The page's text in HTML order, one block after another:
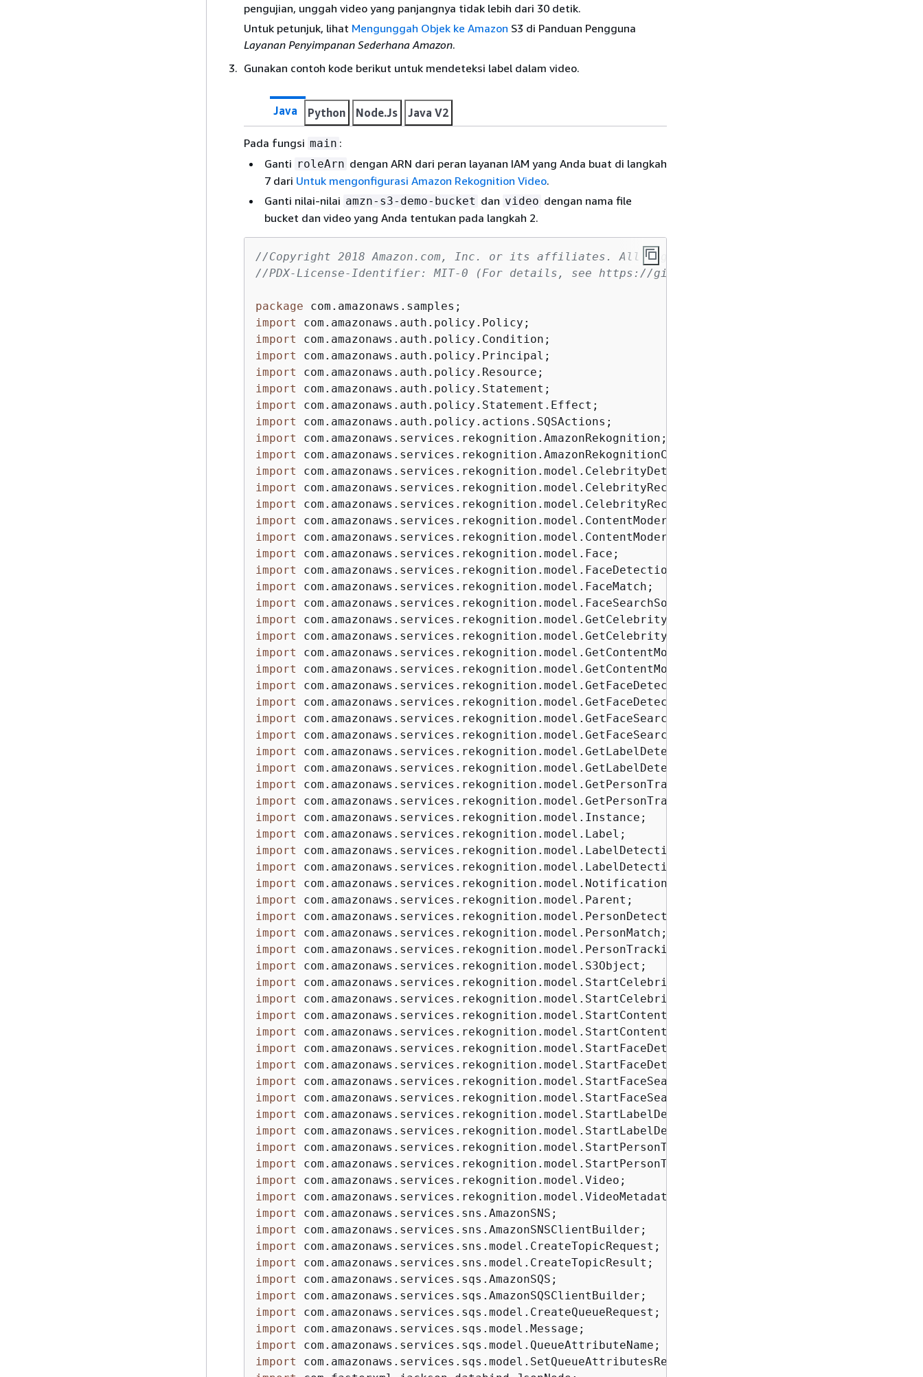
pengujian, unggah video yang panjangnya tidak lebih dari 30 detik.
Untuk petunjuk, lihat Mengunggah Objek ke Amazon S3 di Panduan Pengguna
Layanan Penyimpanan Sederhana Amazon.
Gunakan contoh kode berikut untuk mendeteksi label dalam video.
Java Python Node.Js Java V2
Pada fungsi main :
Ganti roleArn dengan ARN dari peran layanan IAM yang Anda buat di langkah
7 dari Untuk mengonfigurasi Amazon Rekognition Video.
Ganti nilai-nilai amzn-s3-demo-bucket dan video dengan nama file
bucket dan video yang Anda tentukan pada langkah 2.
//Copyright 2018 Amazon.com, Inc. or its affiliates. All Rights Reserved.
//PDX-License-Identifier: MIT-0 (For details, see https://github.com/awsdocs/amazon-rekognition-
package
import
import
import
import
import
import
import
import
import
import
import
import
import
import
import
import
import
import
import
import
import
import
import
import
import
import
import
import
import
import
import
import
import
import
import
import
import
import
import
import
import
import
import
import
import
import
import
import
import
import
import
import
import
import
import
import
import
import
import
import
import
import
import
import